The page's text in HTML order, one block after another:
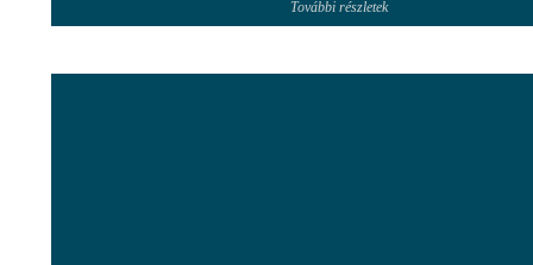
További részletek